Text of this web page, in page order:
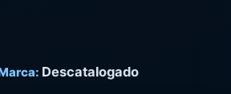
Descatalogado